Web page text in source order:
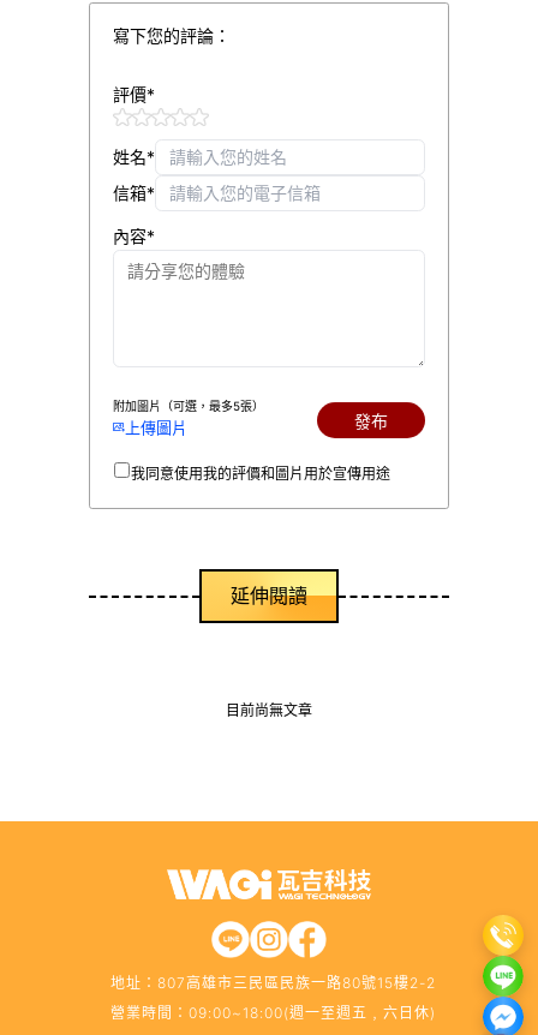
寫下您的評論：
評價*
姓名*
信箱*
內容*
附加圖片（可選，最多5張）
上傳圖片 發布
我同意使用我的評價和圖片用於宣傳用途
延伸閱讀
目前尚無文章
地址： 807高雄市三民區民族一路80號15樓2-2
營業時間：09:00~18:00(週一至週五﹐六日休)